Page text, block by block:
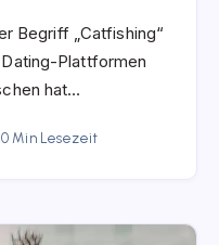
Begriff „Catfishing“
Plattformen
hat…
Min Lesezeit